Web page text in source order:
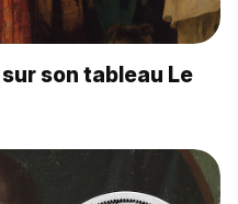
son tableau Le